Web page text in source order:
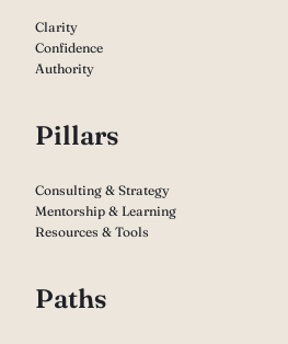
Clarity
Confidence
Authority
Pillars
Consulting & Strategy
Mentorship & Learning
Resources & Tools
Paths